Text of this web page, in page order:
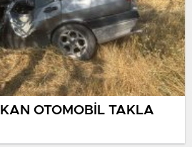
OTOMOBİL TAKLA